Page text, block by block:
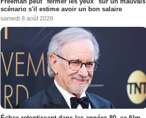
scénario s'il estime avoir un bon salaire
samedi 8 août 2026